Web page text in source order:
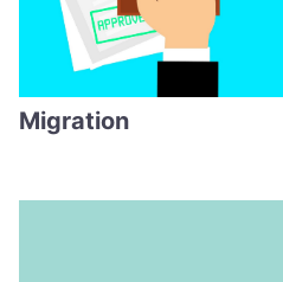
Migration